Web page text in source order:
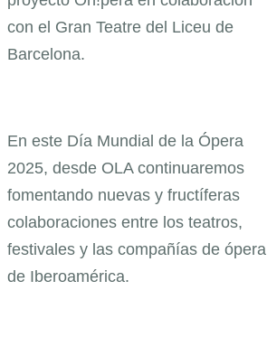
con el Gran Teatre del Liceu de
Barcelona.
En este Día Mundial de la Ópera
2025, desde OLA continuaremos
fomentando nuevas y fructíferas
colaboraciones entre los teatros,
festivales y las compañías de ópera
de Iberoamérica.